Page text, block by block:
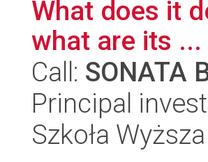
What does it
what are its ...
Call: SONATA
Principal
Szkoła